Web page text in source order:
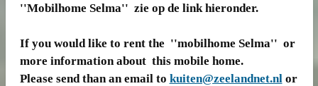
''Mobilhome Selma'' zie op de link hieronder.
If you would like to rent the ''mobilhome Selma'' or
more information about this mobile home.
Please send than an email to kuiten@zeelandnet.nlor